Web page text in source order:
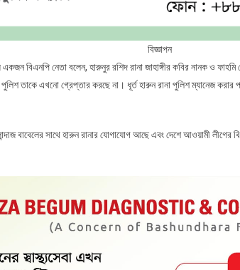
বিজ্ঞাপন
বিএনপি নেতা বলেন, হারুনুর রশিদ রানা জাহাঙ্গীর কবির নানক ও
তাকে এখনো গ্রেপ্তার করছে না। ধূর্ত হারুন রানা পুলিশ ম্যানেজ করার
বাবেলের সাথে হারুন রানার যোগাযোগ আছে এবং দেশে আওয়ামী লীগের